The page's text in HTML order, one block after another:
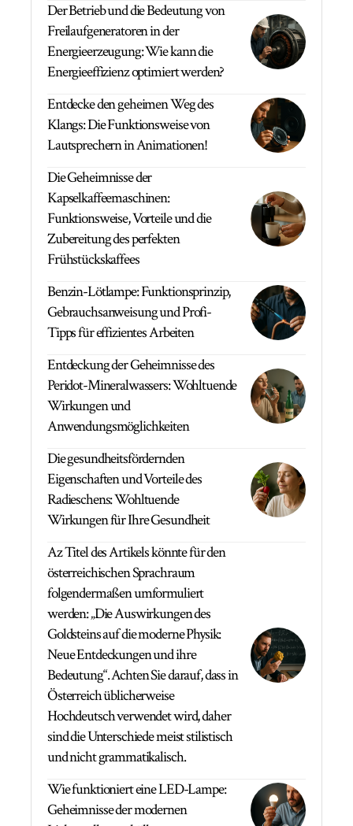
Der Betrieb und die Bedeutung von
Freilaufgeneratoren in der
Energieerzeugung: Wie kann die
Energieeffizienz optimiert werden?
Entdecke den geheimen Weg des
Klangs: Die Funktionsweise von
Lautsprechern in Animationen!
Die Geheimnisse der
Kapselkaffeemaschinen:
Funktionsweise, Vorteile und die
Zubereitung des perfekten
Frühstückskaffees
Benzin-Lötlampe: Funktionsprinzip,
Gebrauchsanweisung und Profi-
Tipps für effizientes Arbeiten
Entdeckung der Geheimnisse des
Peridot-Mineralwassers: Wohltuende
Wirkungen und
Anwendungsmöglichkeiten
Die gesundheitsfördernden
Eigenschaften und Vorteile des
Radieschens: Wohltuende
Wirkungen für Ihre Gesundheit
Az Titel des Artikels könnte für den
österreichischen Sprachraum
folgendermaßen umformuliert
werden: „Die Auswirkungen des
Goldsteins auf die moderne Physik:
Neue Entdeckungen und ihre
Bedeutung“. Achten Sie darauf, dass in
Österreich üblicherweise
Hochdeutsch verwendet wird, daher
sind die Unterschiede meist stilistisch
und nicht grammatikalisch.
Wie funktioniert eine LED-Lampe:
Geheimnisse der modernen